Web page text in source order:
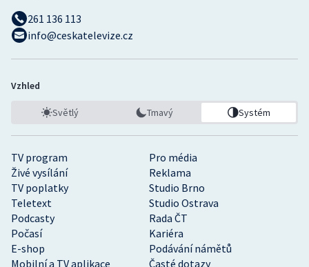
TV program
Pro média
Živé vysílání
Reklama
TV poplatky
Studio Brno
Teletext
Studio Ostrava
Podcasty
Rada ČT
Počasí
Kariéra
E-shop
Podávání námětů
Mobilní a TV aplikace
Časté dotazy
261 136 113
info@ceskatelevize.cz
Vzhled
Světlý Tmavý Systém